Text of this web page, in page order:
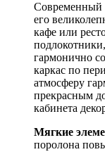
Современный
его
кафе или
гармонично
каркас по
атмосферу
прекрасным
кабинета
Мягкие
поролона